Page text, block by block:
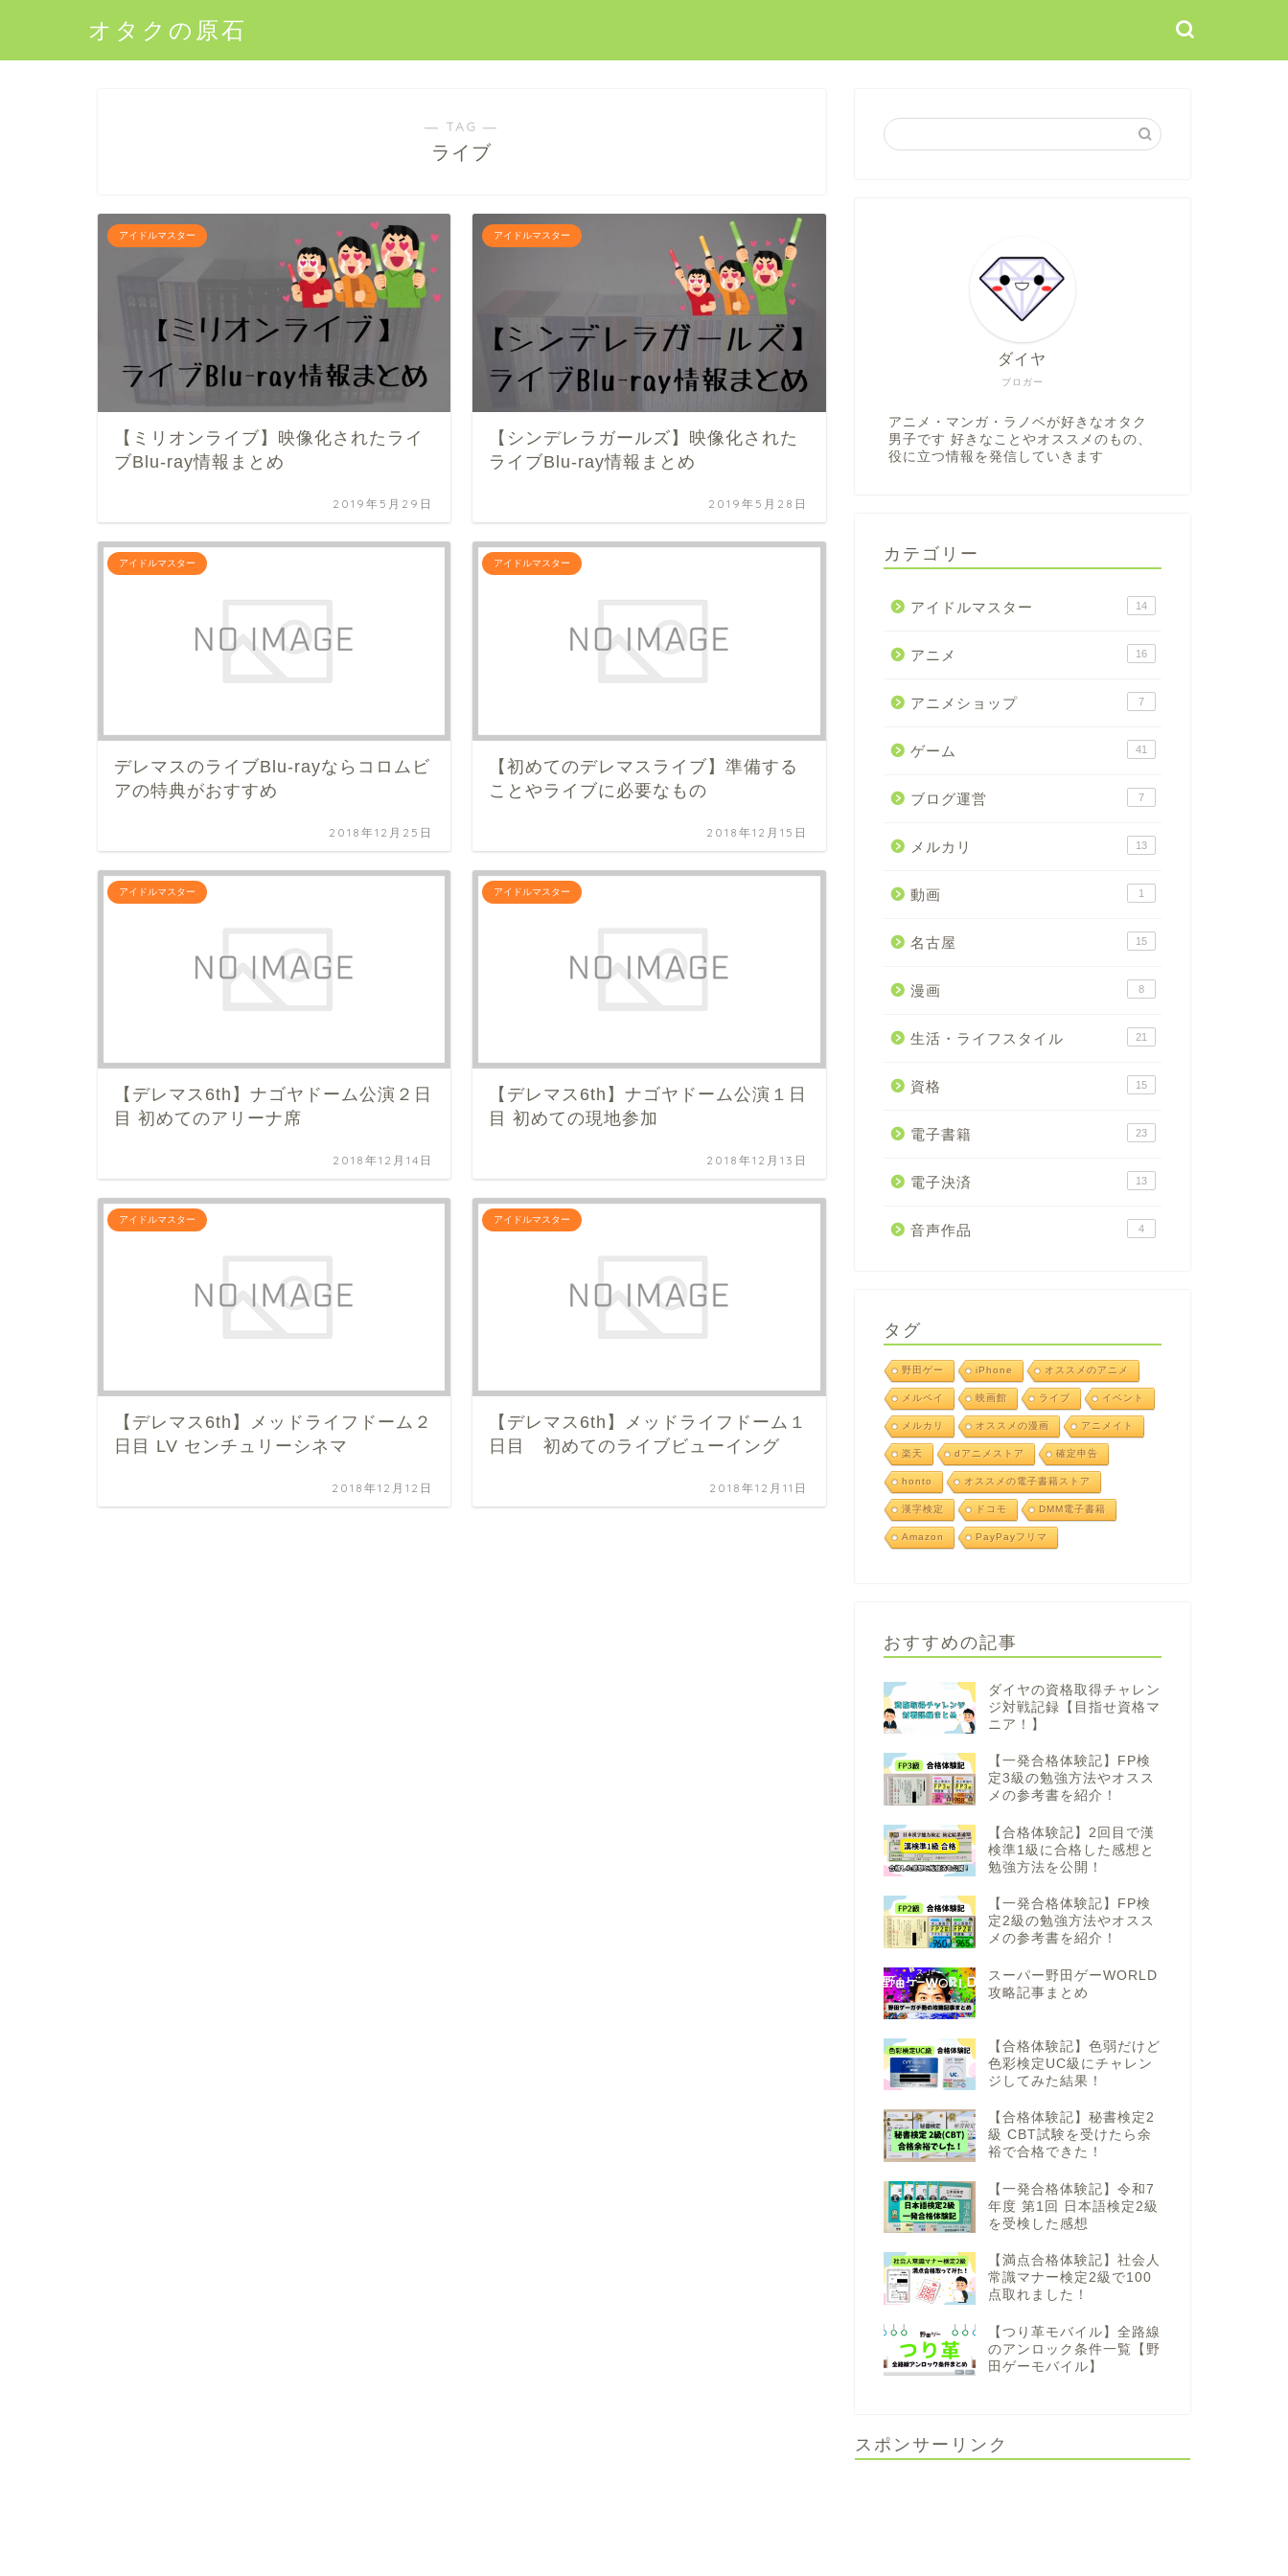
オタクの原石
― TAG ―
ライブ
アイドルマスター
【ミリオンライブ】映像化されたライ
ブBlu-ray情報まとめ
2019年5月29日
アイドルマスター
【シンデレラガールズ】映像化された
ライブBlu-ray情報まとめ
2019年5月28日
アイドルマスター
デレマスのライブBlu-rayならコロムビ
アの特典がおすすめ
2018年12月25日
アイドルマスター
【初めてのデレマスライブ】準備する
ことやライブに必要なもの
2018年12月15日
アイドルマスター
【デレマス6th】ナゴヤドーム公演２日
目 初めてのアリーナ席
2018年12月14日
アイドルマスター
【デレマス6th】ナゴヤドーム公演１日
目 初めての現地参加
2018年12月13日
アイドルマスター
【デレマス6th】メッドライフドーム２
日目 LV センチュリーシネマ
2018年12月12日
アイドルマスター
【デレマス6th】メッドライフドーム１
日目 初めてのライブビューイング
2018年12月11日
ブロガー
ダイヤ
アニメ・マンガ・ラノベが好きなオタク
男子です 好きなことやオススメのもの、
役に立つ情報を発信していきます
カテゴリー
アイドルマスター 14
アニメ 16
アニメショップ 7
ゲーム 41
ブログ運営 7
メルカリ 13
動画 1
名古屋 15
漫画 8
生活・ライフスタイル 21
資格 15
電子書籍 23
電子決済 13
音声作品 4
タグ
野田ゲー iPhone オススメのアニメ
メルペイ 映画館 ライブ イベント
メルカリ オススメの漫画 アニメイト
楽天 dアニメストア 確定申告
honto オススメの電子書籍ストア
漢字検定 ドコモ DMM電子書籍
Amazon PayPayフリマ
おすすめの記事
ダイヤの資格取得チャレン
ジ対戦記録【目指せ資格マ
ニア！】
【一発合格体験記】FP検
定3級の勉強方法やオスス
メの参考書を紹介！
【合格体験記】2回目で漢
検準1級に合格した感想と
勉強方法を公開！
【一発合格体験記】FP検
定2級の勉強方法やオスス
メの参考書を紹介！
スーパー野田ゲーWORLD
攻略記事まとめ
【合格体験記】色弱だけど
色彩検定UC級にチャレン
ジしてみた結果！
【合格体験記】秘書検定2
級 CBT試験を受けたら余
裕で合格できた！
【一発合格体験記】令和7
年度 第1回 日本語検定2級
を受検した感想
【満点合格体験記】社会人
常識マナー検定2級で100
点取れました！
【つり革モバイル】全路線
のアンロック条件一覧【野
田ゲーモバイル】
スポンサーリンク